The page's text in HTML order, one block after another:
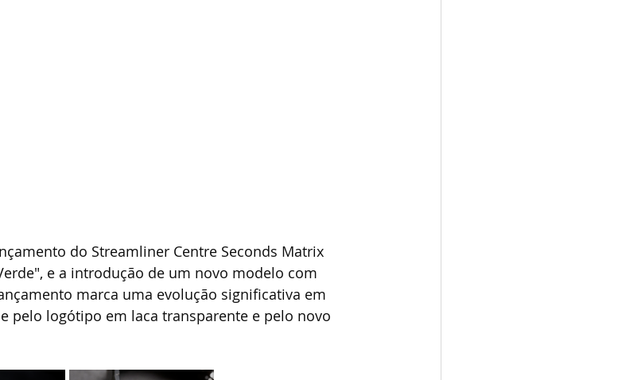
do Streamliner Centre Seconds Matrix
e a introdução de um novo modelo com
marca uma evolução significativa em
pelo logótipo em laca transparente e pelo novo